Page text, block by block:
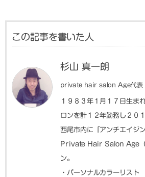
この記事を書いた人
杉山 真一朗
private hair salon Age代表
１９８３年１月１７日生ま
ロンを計１２年勤務し２０
西尾市内に「アンチエイジ
Private Hair Salon Age（
ン。
・パーソナルカラーリスト